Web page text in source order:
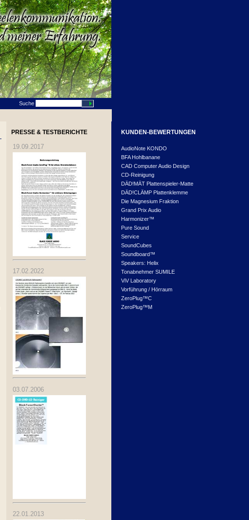
Suche
PRESSE & TESTBERICHTE
19.09.2017
17.02.2022
03.07.2006
22.01.2013
KUNDEN-BEWERTUNGEN
AudioNote KONDO
BFA Hohlbanane
CAD Computer Audio Design
CD-Reinigung
DÄD!MÄT Plattenspieler-Matte
DÄD!CLÄMP Plattenklemme
Die Magnesium Fraktion
Grand Prix Audio
Harmonizer™
Pure Sound
Service
SoundCubes
Soundboard™
Speakers: Helix
Tonabnehmer SUMILE
ViV Laboratory
Vorführung / Hörraum
ZeroPlug™C
ZeroPlug™M